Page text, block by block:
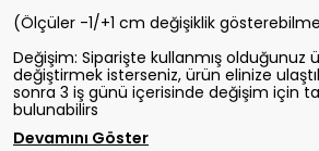
(Ölçüler -1/+1 cm değişiklik
Değişim: Siparişte kullanmış olduğunuz
değiştirmek isterseniz, ürün elinize
sonra 3 iş günü içerisinde değişim için
bulunabilirs
Devamını Göster